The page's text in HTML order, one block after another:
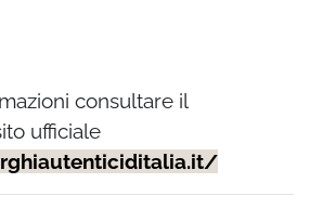
consultare il
ufficiale